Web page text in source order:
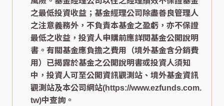
之最低投資收益；基金經理公司除盡善良管理人
之注意義務外，不負責本基金之盈虧，亦不保證
最低之收益，投資人申購前應詳閱基金公開說明
書。有關基金應負擔之費用（境外基金含分銷費
用）已揭露於基金之公開說明書或投資人須知
中，投資人可至公開資訊觀測站、境外基金資訊
觀測站及本公司網站(https://www.ezfunds.com.
tw)中查詢。